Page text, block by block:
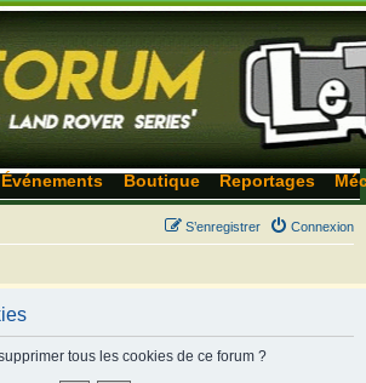
Événements Boutique Reportages
Connexion
S’enregistrer
tous les cookies de ce forum ?